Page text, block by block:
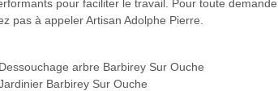
pour faciliter le travail. Pour toute demande
pas à appeler Artisan Adolphe Pierre.
Dessouchage arbre Barbirey Sur Ouche
Barbirey Sur Ouche